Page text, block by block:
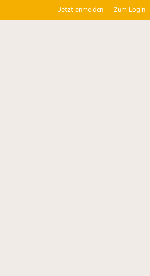
Jetzt anmelden Zum Login